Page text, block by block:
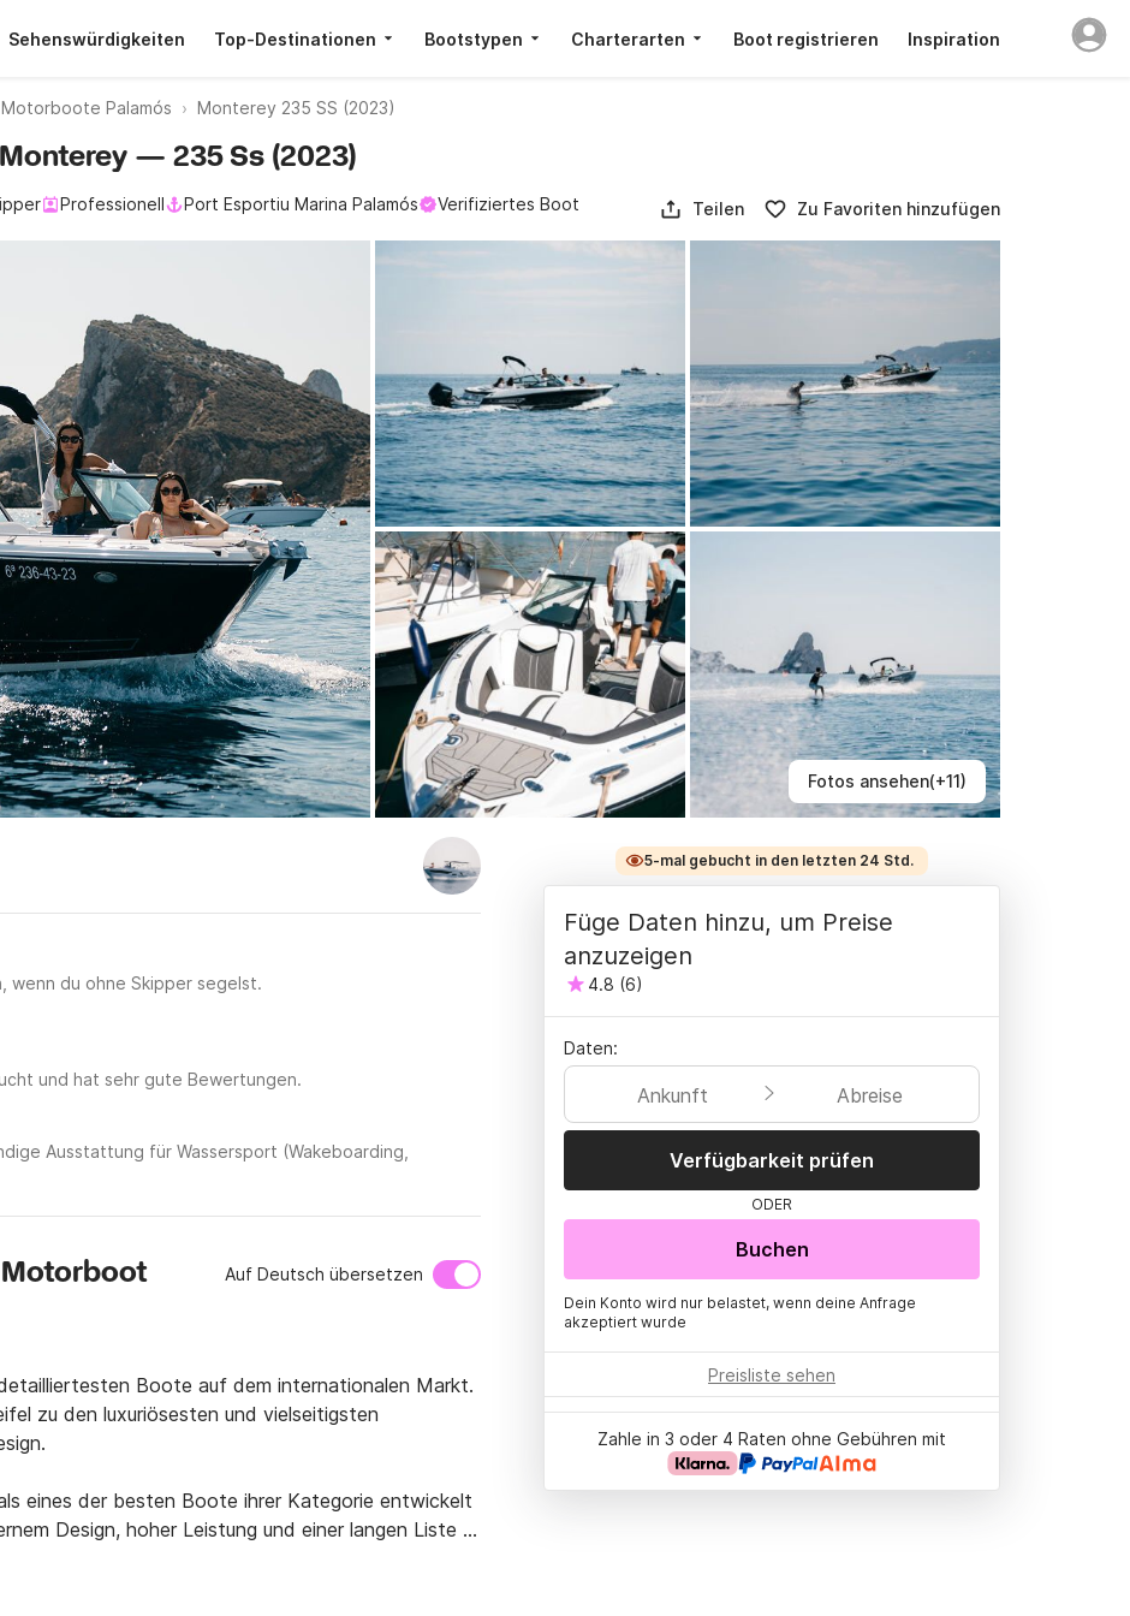
Sehenswürdigkeiten Top-Destinationen Bootstypen Charterarten Boot registrieren Inspiration
Motorboote Palamós Monterey 235 SS (2023)
Fotos ansehen(+11)
— 235 Ss (2023)
Professionell Port Esportiu Marina Palamós Verifiziertes Boot Teilen Zu Favoriten hinzufügen
wenn du ohne Skipper segelst.
und hat sehr gute Bewertungen.
Ausstattung für Wassersport (Wakeboarding,
Auf Deutsch übersetzen
Boote auf dem internationalen Markt.
zu den luxuriösesten und vielseitigsten
eines der besten Boote ihrer Kategorie entwickelt
Design, hoher Leistung und einer langen Liste
5-mal gebucht in den letzten 24 Std.
Füge Daten hinzu, um Preise
anzuzeigen
4.8 (6)
Daten:
Ankunft Abreise
Verfügbarkeit prüfen
ODER
Buchen
Dein Konto wird nur belastet, wenn deine Anfrage
akzeptiert wurde
Preisliste sehen
Zahle in 3 oder 4 Raten ohne Gebühren mit